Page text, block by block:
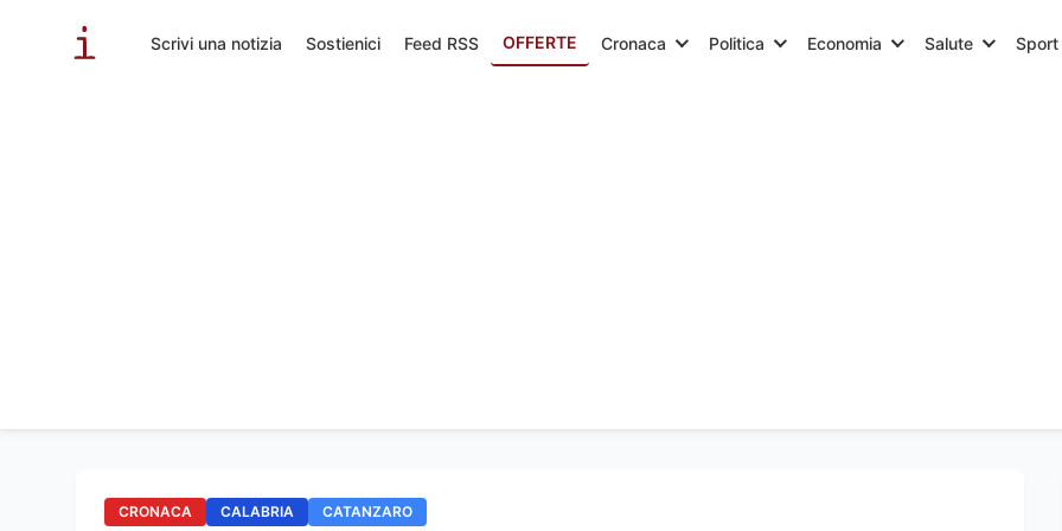
Scrivi una notizia Sostienici Feed RSS OFFERTE Cronaca Politica Economia Salute Sport
CRONACA CALABRIA CATANZARO